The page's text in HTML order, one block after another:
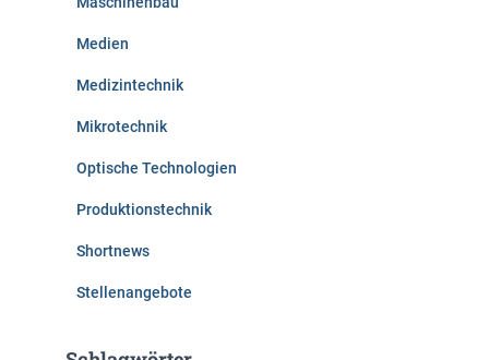
Medien
Medizintechnik
Mikrotechnik
Optische Technologien
Produktionstechnik
Shortnews
Stellenangebote